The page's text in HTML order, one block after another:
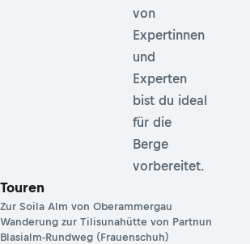
von
Expertinnen
und
Experten
bist du ideal
für die
Berge
vorbereitet.
Touren
Zur Soila Alm von Oberammergau
Wanderung zur Tilisunahütte von Partnun
Blasialm-Rundweg (Frauenschuh)